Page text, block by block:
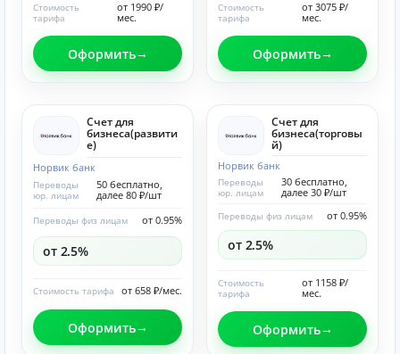
от 1990 ₽/
мес.
Стоимость
тарифа
Оформить
от 3075 ₽/
мес.
Стоимость
тарифа
Оформить
Счет для
бизнеса(развити
е)
Норвик банк
50 бесплатно,
далее 80 ₽/шт
Переводы
юр. лицам
от 0.95%
Переводы физ лицам
от 2.5%
от 658 ₽/мес.
Стоимость тарифа
Оформить
Счет для
бизнеса(торговы
й)
Норвик банк
30 бесплатно,
далее 30 ₽/шт
Переводы
юр. лицам
от 0.95%
Переводы физ лицам
от 2.5%
от 1158 ₽/
мес.
Стоимость
тарифа
Оформить